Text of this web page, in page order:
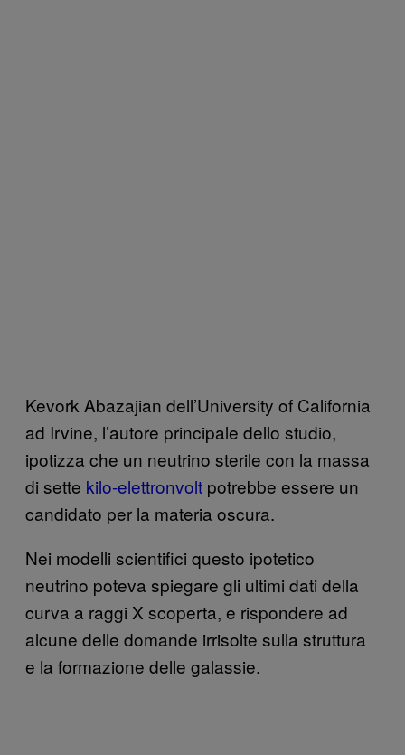
Kevork Abazajian dell’University of California
ad Irvine, l’autore principale dello studio,
ipotizza che un neutrino sterile con la massa
di sette kilo-elettronvolt potrebbe essere un
candidato per la materia oscura.
Nei modelli scientifici questo ipotetico
neutrino poteva spiegare gli ultimi dati della
curva a raggi X scoperta, e rispondere ad
alcune delle domande irrisolte sulla struttura
e la formazione delle galassie.